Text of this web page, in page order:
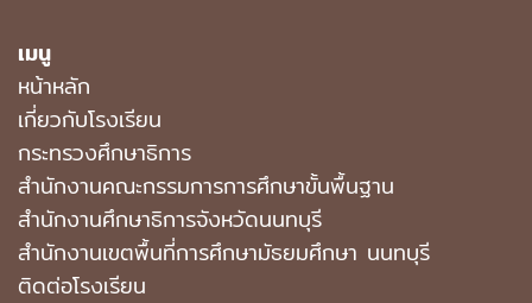
เมนู
หน้าหลัก
เกี่ยวกับโรงเรียน
กระทรวงศึกษาธิการ
สำนักงานคณะกรรมการการศึกษาขั้นพื้นฐาน
สำนักงานศึกษาธิการจังหวัดนนทบุรี
สํานักงานเขตพื้นที่การศึกษามัธยมศึกษา นนทบุรี
ติดต่อโรงเรียน